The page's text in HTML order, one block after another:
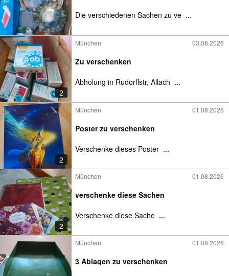
Die verschiedenen Sachen zu ve ...
2
München 03.08.2026
Zu verschenken
Abholung in Rudorffstr, Allach ...
2
München 01.08.2026
Poster zu verschenken
Verschenke dieses Poster ...
2
München 01.08.2026
verschenke diese Sachen
Verschenke diese Sache ...
München 01.08.2026
3 Ablagen zu verschenken